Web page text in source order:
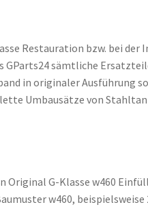
Restauration bzw. bei
GParts24 sämtliche
in originaler Ausführung
Umbausätze von
Original G-Klasse w460
w460, beispielsweise